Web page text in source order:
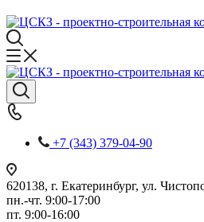
+7 (343) 379-04-90
620138, г. Екатеринбург, ул.
пн.-чт. 9:00-17:00
пт. 9:00-16:00